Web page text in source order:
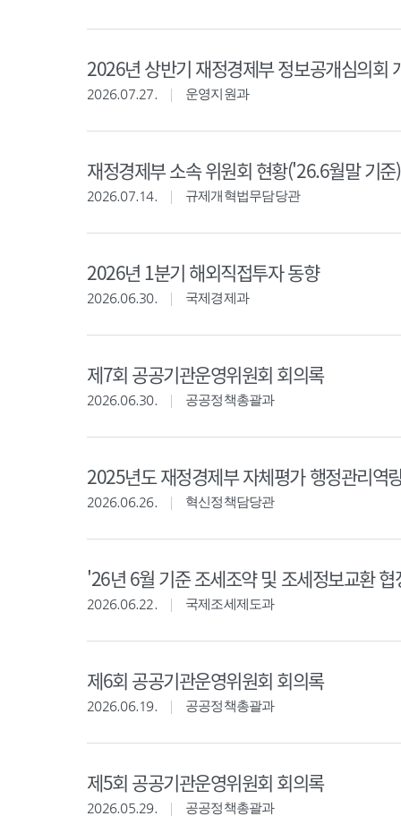
2026년 상반기 재정경제부 정보공개심의회
2026.07.27. 운영지원과
재정경제부 소속 위원회 현황('26.6월말 기준)
2026.07.14. 규제개혁법무담당관
2026년 1분기 해외직접투자 동향
2026.06.30. 국제경제과
제7회 공공기관운영위원회 회의록
2026.06.30. 공공정책총괄과
2025년도 재정경제부 자체평가 행정관리역
2026.06.26. 혁신정책담당관
'26년 6월 기준 조세조약 및 조세정보교환
2026.06.22. 국제조세제도과
제6회 공공기관운영위원회 회의록
2026.06.19. 공공정책총괄과
제5회 공공기관운영위원회 회의록
2026.05.29. 공공정책총괄과